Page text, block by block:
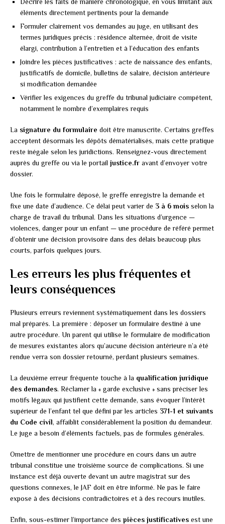
éléments directement pertinents pour la demande
Formuler clairement vos demandes au juge, en utilisant des
termes juridiques précis : résidence alternée, droit de visite
élargi, contribution à l’entretien et à l’éducation des enfants
Joindre les pièces justificatives : acte de naissance des enfants,
justificatifs de domicile, bulletins de salaire, décision antérieure
si modification demandée
Vérifier les exigences du greffe du tribunal judiciaire compétent,
notamment le nombre d’exemplaires requis
La signature du formulaire doit être manuscrite. Certains greffes
acceptent désormais les dépôts dématérialisés, mais cette pratique
reste inégale selon les juridictions. Renseignez-vous directement
auprès du greffe ou via le portail justice.fr avant d’envoyer votre
dossier.
Une fois le formulaire déposé, le greffe enregistre la demande et
fixe une date d’audience. Ce délai peut varier de 3 à 6 mois selon la
charge de travail du tribunal. Dans les situations d’urgence —
violences, danger pour un enfant — une procédure de référé permet
d’obtenir une décision provisoire dans des délais beaucoup plus
courts, parfois quelques jours.
Les erreurs les plus fréquentes et
leurs conséquences
Plusieurs erreurs reviennent systématiquement dans les dossiers
mal préparés. La première : déposer un formulaire destiné à une
autre procédure. Un parent qui utilise le formulaire de modification
de mesures existantes alors qu’aucune décision antérieure n’a été
rendue verra son dossier retourné, perdant plusieurs semaines.
La deuxième erreur fréquente touche à la qualification juridique
des demandes. Réclamer la « garde exclusive » sans préciser les
motifs légaux qui justifient cette demande, sans évoquer l’intérêt
supérieur de l’enfant tel que défini par les articles 371-1 et suivants
du Code civil, affaiblit considérablement la position du demandeur.
Le juge a besoin d’éléments factuels, pas de formules générales.
Omettre de mentionner une procédure en cours dans un autre
tribunal constitue une troisième source de complications. Si une
instance est déjà ouverte devant un autre magistrat sur des
questions connexes, le JAF doit en être informé. Ne pas le faire
expose à des décisions contradictoires et à des recours inutiles.
Enfin, sous-estimer l’importance des pièces justificatives est une